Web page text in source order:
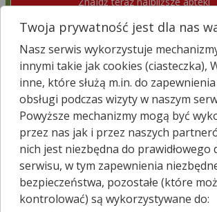
APTEKA
Rojewo, Rojewo 97 Wyświetl numer
Id apteki: 90 038 Dzisiaj czynna09:00
Znajdź leki w okolicy i zarezerwuj
Godziny otwarcia
poniedziałek - piątek
Twoja prywatność jest dla nas
Nasz serwis wykorzystuje
innymi takie jak cookies (ciasteczka),
inne, które służą m.in. do
obsługi podczas wizyty w naszym
Powyższe mechanizmy mogą być
przez nas jak i przez naszych
nich jest niezbędna do prawidłowego
serwisu, w tym zapewnienia
bezpieczeństwa, pozostałe (które
kontrolować) są wykorzystywane do: